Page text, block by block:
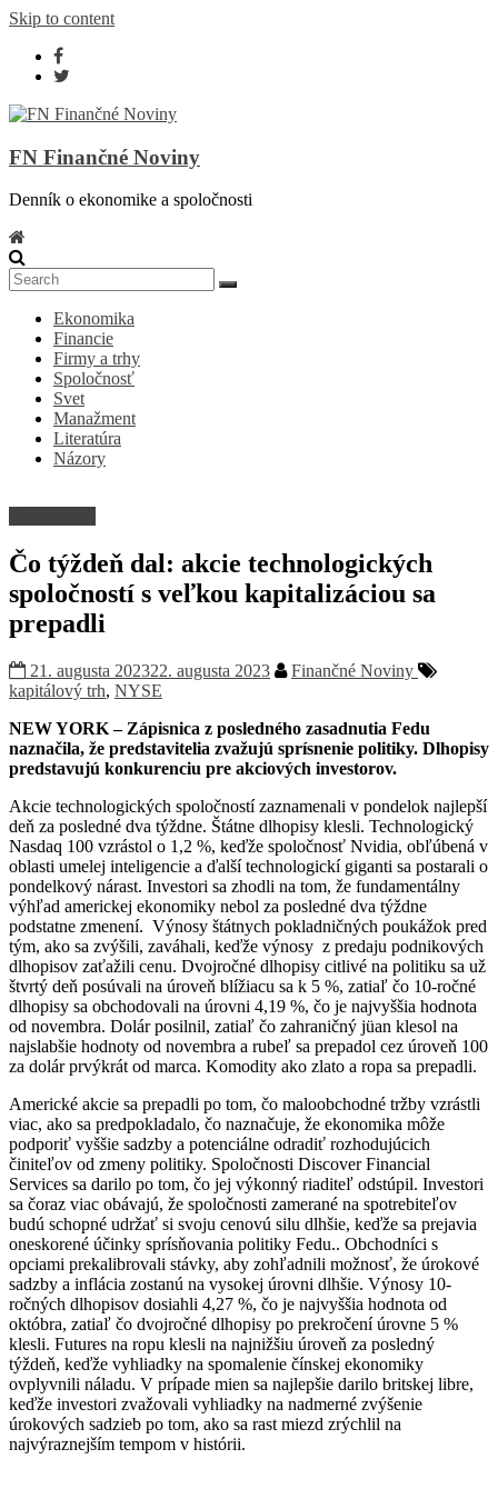
Skip to content
FN Finančné Noviny
Denník o ekonomike a spoločnosti
Ekonomika
Financie
Firmy a trhy
Spoločnosť
Svet
Manažment
Literatúra
Názory
Čo týždeň dal: akcie technologických
spoločností s veľkou kapitalizáciou sa
prepadli
21. augusta 202322. augusta 2023
Finančné Noviny
kapitálový trh, NYSE
NEW YORK – Zápisnica z posledného zasadnutia Fedu
naznačila, že predstavitelia zvažujú sprísnenie politiky. Dlhopisy
predstavujú konkurenciu pre akciových investorov.
Akcie technologických spoločností zaznamenali v pondelok najlepší
deň za posledné dva týždne. Štátne dlhopisy klesli. Technologický
Nasdaq 100 vzrástol o 1,2 %, keďže spoločnosť Nvidia, obľúbená v
oblasti umelej inteligencie a ďalší technologickí giganti sa postarali o
pondelkový nárast. Investori sa zhodli na tom, že fundamentálny
výhľad americkej ekonomiky nebol za posledné dva týždne
podstatne zmenení. Výnosy štátnych pokladničných poukážok pred
tým, ako sa zvýšili, zaváhali, keďže výnosy z predaju podnikových
dlhopisov zaťažili cenu. Dvojročné dlhopisy citlivé na politiku sa už
štvrtý deň posúvali na úroveň blížiacu sa k 5 %, zatiaľ čo 10-ročné
dlhopisy sa obchodovali na úrovni 4,19 %, čo je najvyššia hodnota
od novembra. Dolár posilnil, zatiaľ čo zahraničný jüan klesol na
najslabšie hodnoty od novembra a rubeľ sa prepadol cez úroveň 100
za dolár prvýkrát od marca. Komodity ako zlato a ropa sa prepadli.
Americké akcie sa prepadli po tom, čo maloobchodné tržby vzrástli
viac, ako sa predpokladalo, čo naznačuje, že ekonomika môže
podporiť vyššie sadzby a potenciálne odradiť rozhodujúcich
činiteľov od zmeny politiky. Spoločnosti Discover Financial
Services sa darilo po tom, čo jej výkonný riaditeľ odstúpil. Investori
sa čoraz viac obávajú, že spoločnosti zamerané na spotrebiteľov
budú schopné udržať si svoju cenovú silu dlhšie, keďže sa prejavia
oneskorené účinky sprísňovania politiky Fedu.. Obchodníci s
opciami prekalibrovali stávky, aby zohľadnili možnosť, že úrokové
sadzby a inflácia zostanú na vysokej úrovni dlhšie. Výnosy 10-
ročných dlhopisov dosiahli 4,27 %, čo je najvyššia hodnota od
októbra, zatiaľ čo dvojročné dlhopisy po prekročení úrovne 5 %
klesli. Futures na ropu klesli na najnižšiu úroveň za posledný
týždeň, keďže vyhliadky na spomalenie čínskej ekonomiky
ovplyvnili náladu. V prípade mien sa najlepšie darilo britskej libre,
keďže investori zvažovali vyhliadky na nadmerné zvýšenie
úrokových sadzieb po tom, ako sa rast miezd zrýchlil na
najvýraznejším tempom v histórii.